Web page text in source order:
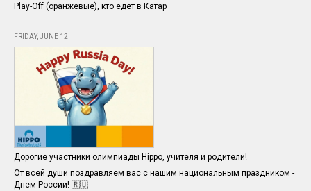
Play-Off (оранжевые), кто едет в Катар
FRIDAY, JUNE 12
Дорогие участники олимпиады Hippo, учителя и родители!
От всей души поздравляем вас с нашим национальным праздником -
Днем России! 🇷🇺